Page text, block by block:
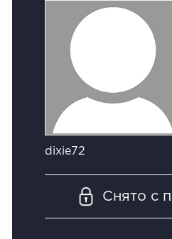
dixie72
Снято с